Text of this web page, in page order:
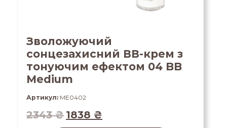
Зволожуючий
сонцезахисний ВВ-крем з
тонуючим ефектом 04 BB
Medium
Артикул: ME0402
2343₴ 1838 ₴